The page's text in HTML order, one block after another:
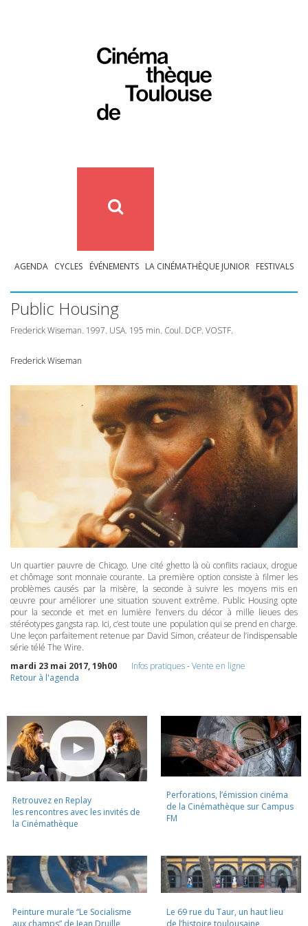
AGENDA CYCLES ÉVÉNEMENTS LA CINÉMATHÈQUE JUNIOR FESTIVALS
Public Housing
Frederick Wiseman. 1997. USA. 195 min. Coul. DCP. VOSTF.
Frederick Wiseman
Un quartier pauvre de Chicago. Une cité ghetto là où conflits raciaux, drogue
et chômage sont monnaie courante. La première option consiste à filmer les
problèmes causés par la misère, la seconde à suivre les moyens mis en
œuvre pour améliorer une situation souvent extrême. Public Housing opte
pour la seconde et met en lumière l’envers du décor à mille lieues des
stéréotypes gangsta rap. Ici, c’est toute une population qui se prend en charge.
Une leçon parfaitement retenue par David Simon, créateur de l’indispensable
série télé The Wire.
mardi 23 mai 2017, 19h00
Infos pratiques-Vente en ligne
Retour à l'agenda
Retrouvez en Replay
les rencontres avec les invités de
la Cinémathèque
Perforations, l’émission cinéma
de la Cinémathèque sur Campus
FM
Peinture murale “Le Socialisme
aux champs” de Jean Druille,
Le 69 rue du Taur, un haut lieu
de l’histoire toulousaine